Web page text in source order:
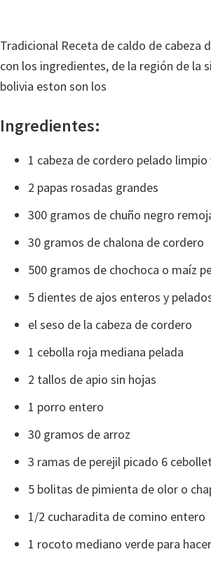
Tradicional Receta de caldo de
con los ingredientes, de la región de la
bolivia eston son los
Ingredientes:
1 cabeza de cordero pelado
2 papas rosadas grandes
300 gramos de chuño negro
30 gramos de chalona de cordero
500 gramos de chochoca o maíz
5 dientes de ajos enteros y
el seso de la cabeza de cordero
1 cebolla roja mediana pelada
2 tallos de apio sin hojas
1 porro entero
30 gramos de arroz
3 ramas de perejil picado 6
5 bolitas de pimienta de olor o
1/2 cucharadita de comino entero
1 rocoto mediano verde para